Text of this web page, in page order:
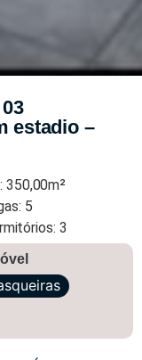
estadio –
350,00m²
5
3